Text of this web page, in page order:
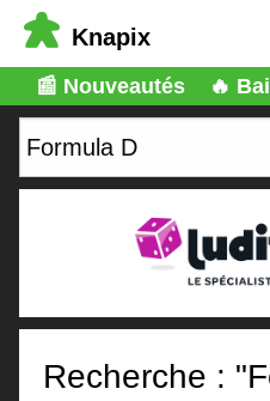
Knapix
📰 Nouveautés 🔥
Recherche :